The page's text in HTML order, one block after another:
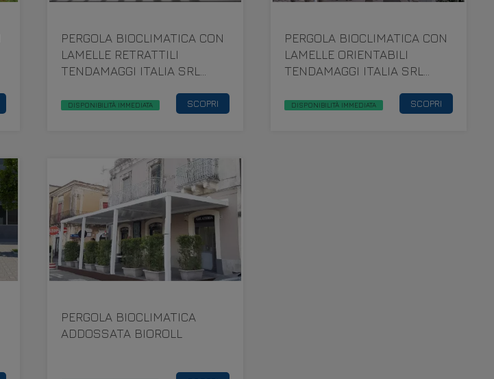
PERGOLA BIOCLIMATICA CON
LAMELLE RETRATTILI
TENDAMAGGI ITALIA SRL
DISPONIBILITÀ IMMEDIATA SCOPRI
PERGOLA BIOCLIMATICA CON
LAMELLE ORIENTABILI
TENDAMAGGI ITALIA SRL
DISPONIBILITÀ IMMEDIATA SCOPRI
PERGOLA BIOCLIMATICA
ADDOSSATA BIOROLL